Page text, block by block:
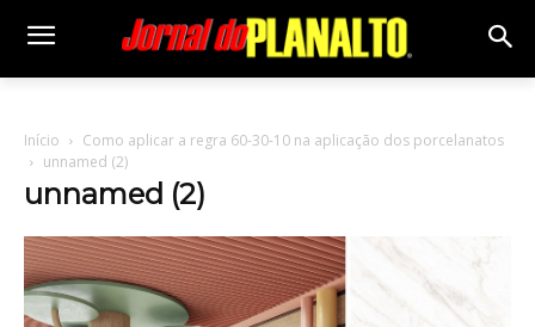
Início
Como aplicar a regra 60-30-10 na aplicação dos porcelanatos
unnamed (2)
unnamed (2)